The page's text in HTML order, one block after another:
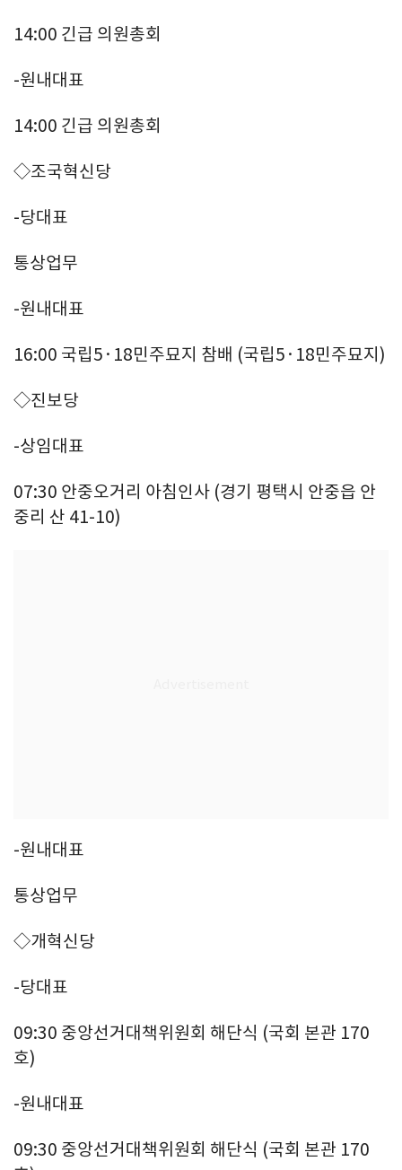
14:00 긴급 의원총회
-원내대표
14:00 긴급 의원총회
◇조국혁신당
-당대표
통상업무
-원내대표
16:00 국립5·18민주묘지 참배 (국립5·18민주묘지)
◇진보당
-상임대표
07:30 안중오거리 아침인사 (경기 평택시 안중읍 안
중리 산 41-10)
-원내대표
통상업무
◇개혁신당
-당대표
09:30 중앙선거대책위원회 해단식 (국회 본관 170
호)
-원내대표
09:30 중앙선거대책위원회 해단식 (국회 본관 170